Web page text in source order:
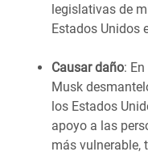
legislativas de
Estados Unidos
Causar daño:
Musk
los Estados
apoyo a las
más vulnerable,